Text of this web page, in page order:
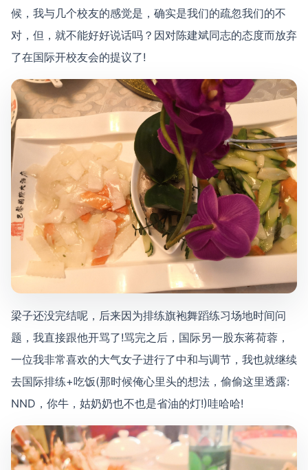
候，我与几个校友的感觉是，确实是我们的疏忽我们的不
对，但，就不能好好说话吗？因对陈建斌同志的态度而放弃
了在国际开校友会的提议了!
梁子还没完结呢，后来因为排练旗袍舞蹈练习场地时间问
题，我直接跟他开骂了!骂完之后，国际另一股东蒋荷蓉，
一位我非常喜欢的大气女子进行了中和与调节，我也就继续
去国际排练+吃饭(那时候俺心里头的想法，偷偷这里透露:
NND，你牛，姑奶奶也不也是省油的灯!)哇哈哈!